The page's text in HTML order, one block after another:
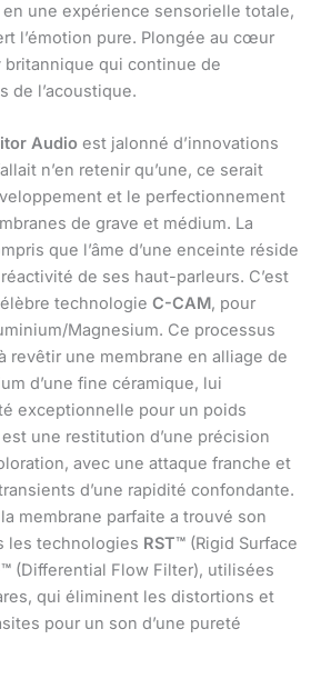
une expérience sensorielle totale,
l’émotion pure. Plongée au cœur
britannique qui continue de
de l’acoustique.
Audio est jalonné d’innovations
n’en retenir qu’une, ce serait
et le perfectionnement
de grave et médium. La
que l’âme d’une enceinte réside
de ses haut-parleurs. C’est
technologie C-CAM, pour
Magnesium. Ce processus
revêtir une membrane en alliage de
d’une fine céramique, lui
exceptionnelle pour un poids
une restitution d’une précision
avec une attaque franche et
d’une rapidité confondante.
membrane parfaite a trouvé son
les technologies RST™ (Rigid Surface
(Differential Flow Filter), utilisées
qui éliminent les distortions et
pour un son d’une pureté